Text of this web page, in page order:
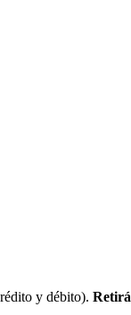
y débito). Retirá